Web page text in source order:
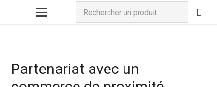
Partenariat avec un